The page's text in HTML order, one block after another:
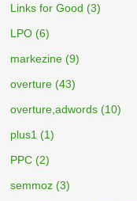
Links for Good (3)
LPO (6)
markezine (9)
overture (43)
overture,adwords (10)
plus1 (1)
PPC (2)
semmoz (3)